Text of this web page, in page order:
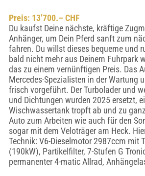
Preis: 13’700.– CHF
Du kaufst Deine nächste, kräftige
Anhänger, um Dein Pferd sanft zum
fahren. Du willst dieses bequeme und
bald nicht mehr aus Deinem Fuhrpark
das zu einem vernünftigen Preis. Das
Mercedes-Spezialisten in der Wartung
frisch vorgeführt. Der Turbolader und
und Dichtungen wurden 2025 ersetzt,
Wischwassertank tropft ab und zu
Auto zum Arbeiten wie auch für den
sogar mit dem Veloträger am Heck.
Technik: V6-Dieselmotor 2987ccm mit
(190kW), Partikelfilter, 7-Stufen G
permanenter 4-matic Allrad,